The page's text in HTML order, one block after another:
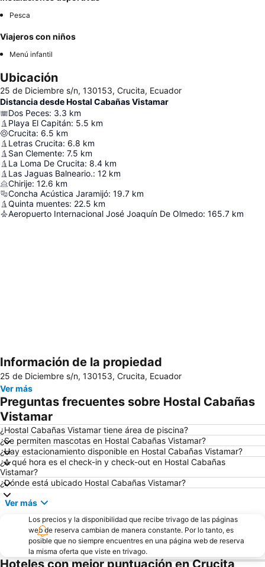
Pesca
Viajeros con niños
Menú infantil
Ubicación
25 de Diciembre s/n, 130153, Crucita, Ecuador
Distancia desde Hostal Cabañas Vistamar
Dos Peces: 3.3 km
Playa El Capitán: 5.5 km
Crucita: 6.5 km
Letras Crucita: 6.8 km
San Clemente: 7.5 km
La Loma De Crucita: 8.4 km
Las Jaguas Balneario.: 12 km
Chirije: 12.6 km
Concha Acústica Jaramijó: 19.7 km
Quinta muentes: 22.5 km
Aeropuerto Internacional José Joaquín De Olmedo: 165.7 km
Ampliar mapa
Información de la propiedad
25 de Diciembre s/n, 130153, Crucita, Ecuador
Ver más
Preguntas frecuentes sobre Hostal Cabañas
Vistamar
¿Hostal Cabañas Vistamar tiene área de piscina?
¿Se permiten mascotas en Hostal Cabañas Vistamar?
¿Hay estacionamiento disponible en Hostal Cabañas Vistamar?
¿A qué hora es el check-in y check-out en Hostal Cabañas
Vistamar?
¿Dónde está ubicado Hostal Cabañas Vistamar?
Ver más
Los precios y la disponibilidad que recibe trivago de las páginas
web de reserva cambian de manera constante. Por lo tanto, es
posible que no siempre encuentres en una página web de reserva
la misma oferta que viste en trivago.
Hoteles con mejor puntuación en Crucita